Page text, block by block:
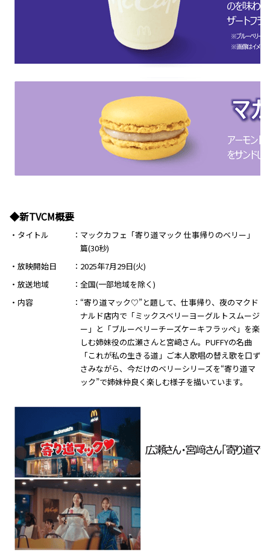
◆新TVCM概要
・タイトル
マックカフェ「寄り道マック 仕事帰りのベリー」
篇(30秒)
・放映開始日
2025年7月29日(火)
・放送地域
全国(一部地域を除く)
・内容
“寄り道マック♡”と題して、仕事帰り、夜のマクド
ナルド店内で「ミックスベリーヨーグルトスムージ
ー」と「ブルーベリーチーズケーキフラッペ」を楽
しむ姉妹役の広瀬さんと宮﨑さん。PUFFYの名曲
「これが私の生きる道」ご本人歌唱の替え歌を口ず
さみながら、今だけのベリーシリーズを“寄り道マ
ック”で姉妹仲良く楽しむ様子を描いています。